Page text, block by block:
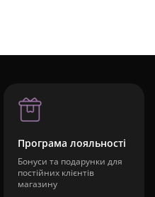
Програма лояльності
Бонуси та подарунки для
постійних клієнтів
магазину